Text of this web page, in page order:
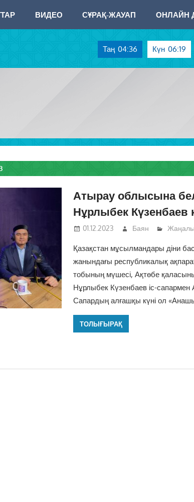
ВИДЕО СҰРАҚ-ЖАУАП ОНЛАЙН
Таң 04:36 Күн 06:19
Атырау облысына
Нұрлыбек Күзенбаев
01.12.2023 Баян
Қазақстан мұсылмандары діни
жанындағы республикалық
тобының мүшесі, Ақтөбе
Нұрлыбек Күзенбаев іс-сапармен
Сапардың алғашқы күні ол
ТОЛЫҒЫРАҚ